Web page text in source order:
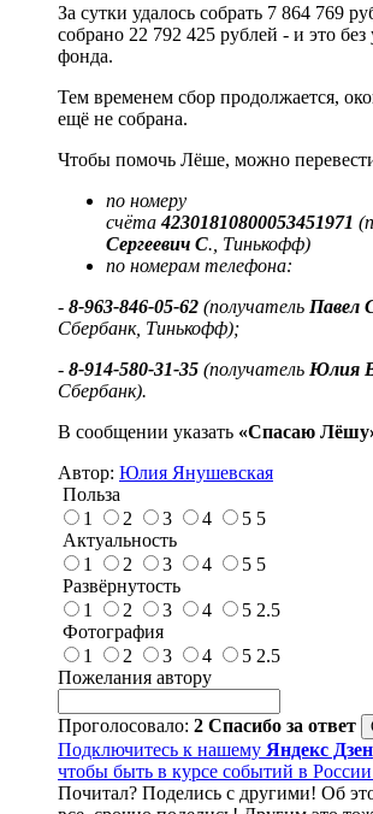
За сутки удалось собрать 7 864 769
собрано 22 792 425 рублей - и это
фонда.
Тем временем сбор продолжается,
ещё не собрана.
Чтобы помочь Лёше, можно
по номеру
счёта42301810800053451971
Сергеевич С., Тинькофф)
по номерам телефона:
- 8-963-846-05-62 (получатель Павел
Сбербанк, Тинькофф);
- 8-914-580-31-35 (получатель Юлия
Сбербанк).
В сообщении указать «Спасаю
Автор: Юлия Янушевская
Польза
1
2 3 4 5 5
Актуальность
1
2 3 4 5 5
Развёрнутость
1
2 3 4 5 2.5
Фотография
1
2 3 4 5 2.5
Пожелания автору
Проголосовало: 2 Спасибо за ответ
Подключитесь к нашему Яндекс Дзен
чтобы быть в курсе событий в
Почитал? Поделись с другими! Об